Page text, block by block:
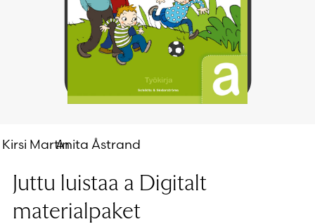
Kirsi MartinAnita Åstrand
Juttu luistaa a Digitalt
materialpaket